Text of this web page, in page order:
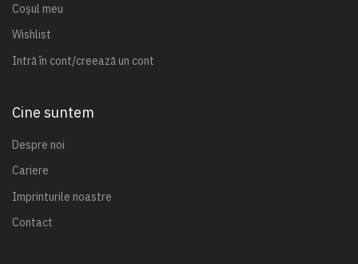
Coșul meu
Wishlist
Intră în cont/creează un cont
Cine suntem
Despre noi
Cariere
Imprinturile noastre
Contact